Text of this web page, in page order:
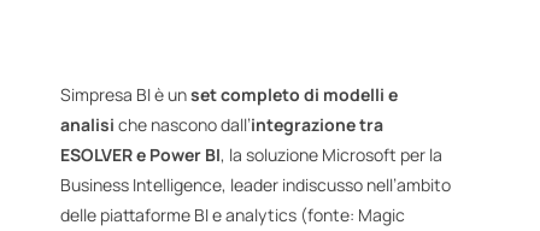
Simpresa BI è unset completo di modelli e
analisi che nascono dall’integrazione tra
ESOLVER e Power BI, la soluzione Microsoft per la
Business Intelligence, leader indiscusso nell’ambito
delle piattaforme BI e analytics (fonte: Magic